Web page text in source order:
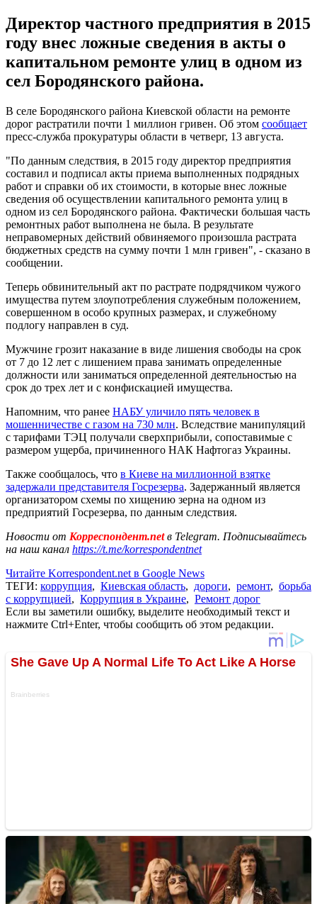
Директор частного предприятия в 2015
году внес ложные сведения в акты о
капитальном ремонте улиц в одном из
сел Бородянского района.
В селе Бородянского района Киевской области на ремонте
дорог растратили почти 1 миллион гривен. Об этом сообщает
пресс-служба прокуратуры области в четверг, 13 августа.
"По данным следствия, в 2015 году директор предприятия
составил и подписал акты приема выполненных подрядных
работ и справки об их стоимости, в которые внес ложные
сведения об осуществлении капитального ремонта улиц в
одном из сел Бородянского района. Фактически большая часть
ремонтных работ выполнена не была. В результате
неправомерных действий обвиняемого произошла растрата
бюджетных средств на сумму почти 1 млн гривен", - сказано в
сообщении.
Теперь обвинительный акт по растрате подрядчиком чужого
имущества путем злоупотребления служебным положением,
совершенном в особо крупных размерах, и служебному
подлогу направлен в суд.
Мужчине грозит наказание в виде лишения свободы на срок
от 7 до 12 лет с лишением права занимать определенные
должности или заниматься определенной деятельностью на
срок до трех лет и с конфискацией имущества.
Напомним, что ранее НАБУ уличило пять человек в
мошенничестве с газом на 730 млн. Вследствие манипуляций
с тарифами ТЭЦ получали сверхприбыли, сопоставимые с
размером ущерба, причиненного НАК Нафтогаз Украины.
Также сообщалось, что в Киеве на миллионной взятке
задержали представителя Госрезерва. Задержанный является
организатором схемы по хищению зерна на одном из
предприятий Госрезерва, по данным следствия.
Новости от Корреспондент.netв Telegram. Подписывайтесь
на наш канал https://t.me/korrespondentnet
Читайте Korrespondent.net в Google News
ТЕГИ: коррупция, Киевская область, дороги, ремонт, борьба
с коррупцией, Коррупция в Украине, Ремонт дорог
Если вы заметили ошибку, выделите необходимый текст и
нажмите Ctrl+Enter, чтобы сообщить об этом редакции.